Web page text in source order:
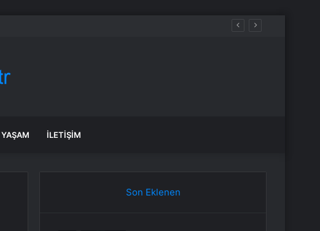
trafik var, hangi yollar kapalı?
YAŞAM İLETIŞIM
Son Eklenen